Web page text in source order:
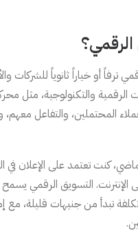
ترفاً أو خياراً ثانوياً
والتكنولوجية، مثل
المحتملين، والتفاعل
كنت تعتمد على الإعلان
التسويق الرقمي
تبدأ من جنيهات قليلة،